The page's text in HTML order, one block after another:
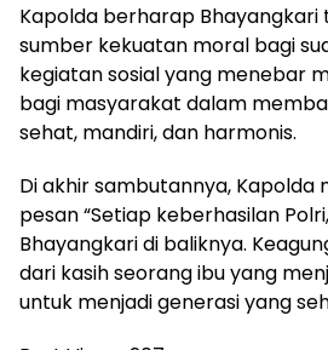
Kapolda berharap Bhayangkari
sumber kekuatan moral bagi
kegiatan sosial yang menebar
bagi masyarakat dalam
sehat, mandiri, dan harmonis.
Di akhir sambutannya, Kapolda
pesan “Setiap keberhasilan
Bhayangkari di baliknya.
dari kasih seorang ibu yang
untuk menjadi generasi yang